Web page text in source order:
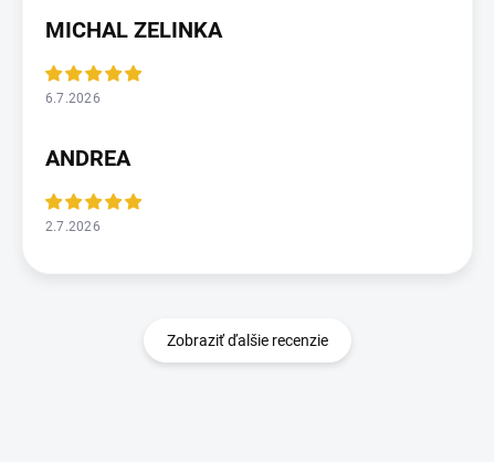
MICHAL ZELINKA
6.7.2026
ANDREA
2.7.2026
Zobraziť ďalšie recenzie